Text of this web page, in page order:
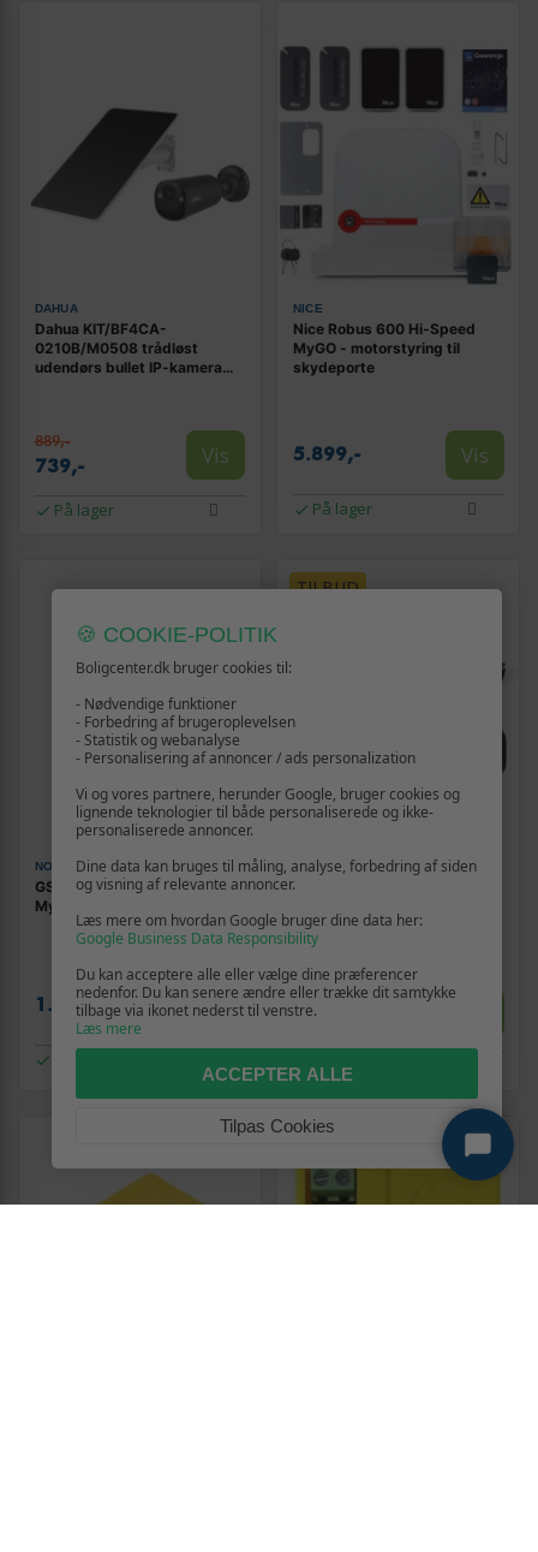
DAHUA
Dahua KIT/BF4CA-
0210B/M0508 trådløst
udendørs bullet IP-kamera
889,-
739,- Vis
På lager
NICE
Nice Robus 600 Hi‑Speed
MyGO - motorstyring til
skydeporte
5.899,- Vis
På lager
NO NAME
GSM motorstyring Proxima
MyGate 4G/LTE med VoLTE
1.699,- Vis
TILBUD
SOMFY
Somfy Ixengo L 3S+ IO
dobbeltsvingport op til 8 m
6.599,-
På lager
🍪 COOKIE-POLITIK
Boligcenter.dk bruger cookies til:
- Nødvendige funktioner
- Forbedring af brugeroplevelsen
- Statistik og webanalyse
- Personalisering af annoncer / ads personalization
Vi og vores partnere, herunder Google, bruger cookies og
lignende teknologier til både personaliserede og ikke-
personaliserede annoncer.
Dine data kan bruges til måling, analyse, forbedring af siden
og visning af relevante annoncer.
Læs mere om hvordan Google bruger dine data her:
Google Business Data Responsibility
Du kan acceptere alle eller vælge dine præferencer
nedenfor. Du kan senere ændre eller trække dit samtykke
tilbage via ikonet nederst til venstre.
Læs mere
ACCEPTER ALLE
Tilpas Cookies